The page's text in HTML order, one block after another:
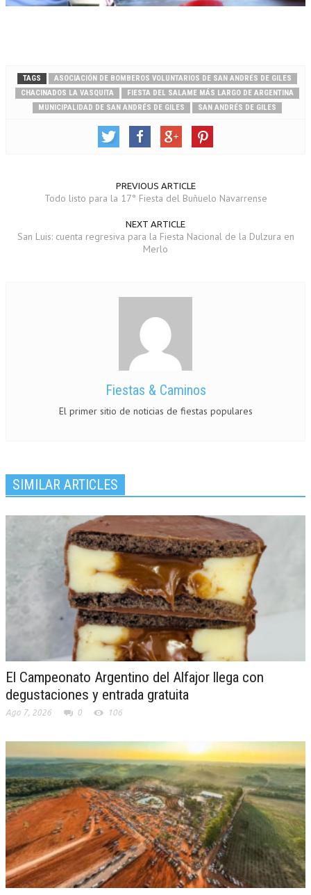
TAGS
ASOCIACIÓN DE BOMBEROS VOLUNTARIOS DE SAN ANDRÉS DE GILES
CHACINADOS LA VASQUITA
FIESTA DEL SALAME MÁS LARGO DE ARGENTINA
MUNICIPALIDAD DE SAN ANDRÉS DE GILES
SAN ANDRÉS DE GILES
PREVIOUS ARTICLE
Todo listo para la 17° Fiesta del Buñuelo Navarrense
NEXT ARTICLE
San Luis: cuenta regresiva para la Fiesta Nacional de la Dulzura en
Merlo
Fiestas & Caminos
El primer sitio de noticias de fiestas populares
SIMILAR ARTICLES
El Campeonato Argentino del Alfajor llega con
degustaciones y entrada gratuita
Ago 7, 2026 0 106